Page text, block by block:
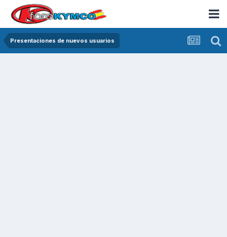
Presentaciones de nuevos usuarios